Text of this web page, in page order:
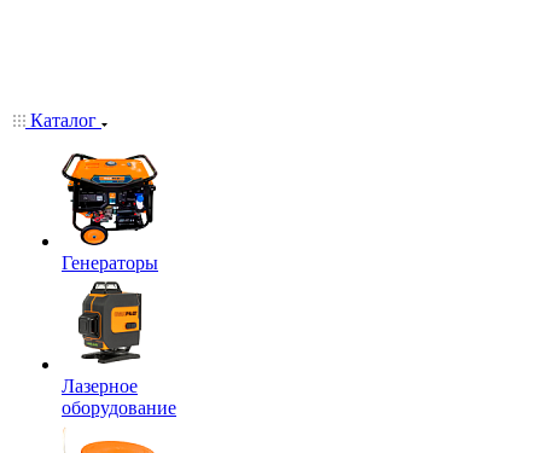
Каталог
Генераторы
Лазерное
оборудование